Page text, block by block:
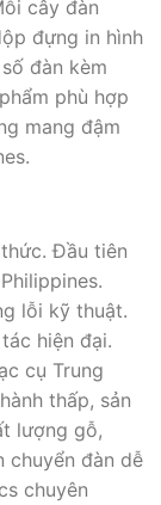
cây đàn
đựng in hình
đàn kèm
phù hợp
mang đậm
Đầu tiên
lỗi kỹ thuật.
hiện đại.
cụ Trung
thấp, sản
lượng gỗ,
chuyển đàn dễ
chuyên